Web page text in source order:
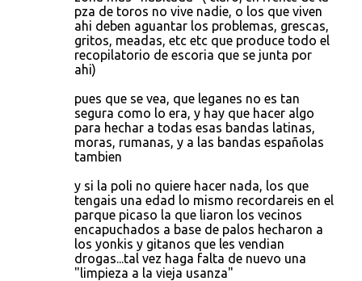
pza de toros no vive nadie, o los que viven
ahi deben aguantar los problemas, grescas,
gritos, meadas, etc etc que produce todo el
recopilatorio de escoria que se junta por
ahi)
pues que se vea, que leganes no es tan
segura como lo era, y hay que hacer algo
para hechar a todas esas bandas latinas,
moras, rumanas, y a las bandas españolas
tambien
y si la poli no quiere hacer nada, los que
tengais una edad lo mismo recordareis en el
parque picaso la que liaron los vecinos
encapuchados a base de palos hecharon a
los yonkis y gitanos que les vendian
drogas...tal vez haga falta de nuevo una
"limpieza a la vieja usanza"